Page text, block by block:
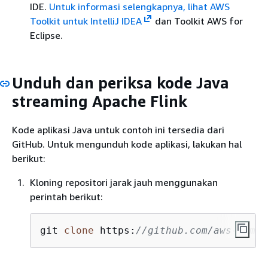
IDE. Untuk informasi selengkapnya, lihat AWS
Toolkit untuk IntelliJ IDEA
dan Toolkit AWS for
Eclipse.
Unduh dan periksa kode Java
streaming Apache Flink
Kode aplikasi Java untuk contoh ini tersedia dari
GitHub. Untuk mengunduh kode aplikasi, lakukan hal
berikut:
Kloning repositori jarak jauh menggunakan
perintah berikut:
git clone https: //github.com/aws-